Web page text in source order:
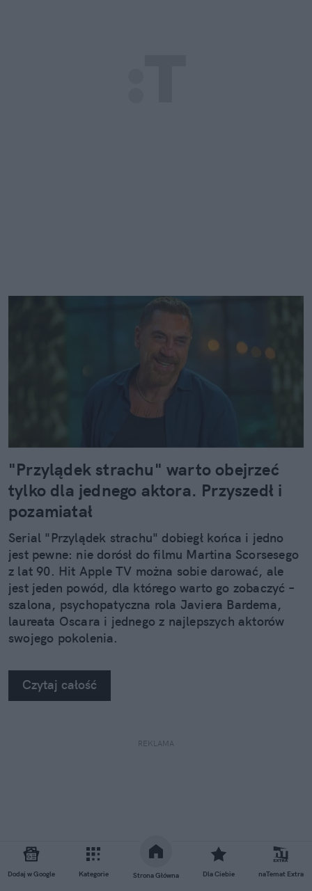
Dodaj w Google Kategorie Strona Główna Dla Ciebie naTemat Extra
"Przylądek strachu" warto obejrzeć
tylko dla jednego aktora. Przyszedł i
pozamiatał
Serial "Przylądek strachu" dobiegł końca i jedno
jest pewne: nie dorósł do filmu Martina Scorsesego
z lat 90. Hit Apple TV można sobie darować, ale
jest jeden powód, dla którego warto go zobaczyć –
szalona, psychopatyczna rola Javiera Bardema,
laureata Oscara i jednego z najlepszych aktorów
swojego pokolenia.
Czytaj całość
REKLAMA